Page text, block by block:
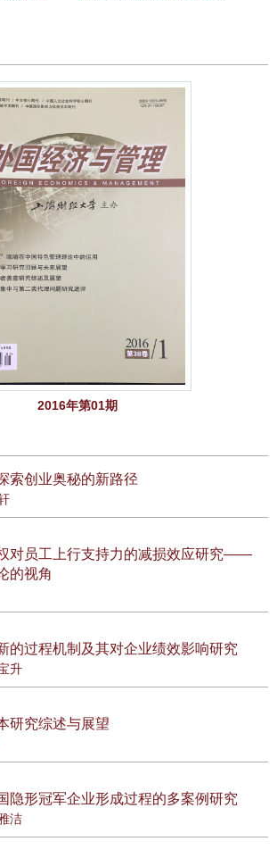
2016年第01期
索创业奥秘的新路径
对员工上行支持力的减损效应研究——
的视角
的过程机制及其对企业绩效影响研究
升
研究综述与展望
隐形冠军企业形成过程的多案例研究
洁